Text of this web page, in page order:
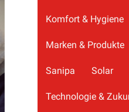
Komfort & Hygiene
Marken & Produkte
Sanipa Solar
Technologie &